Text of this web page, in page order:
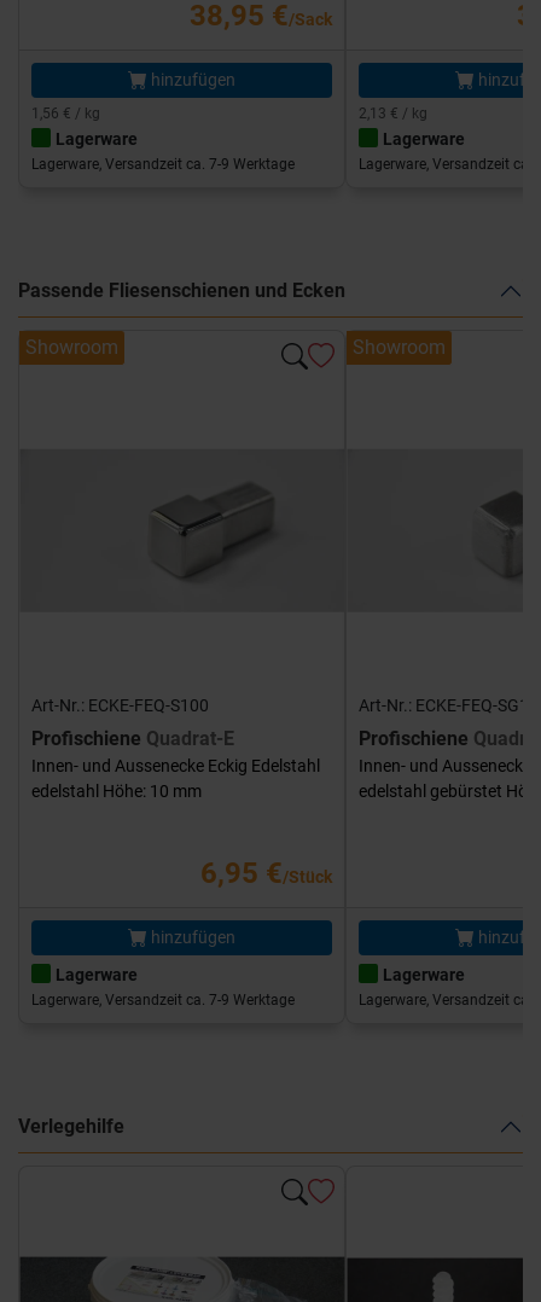
38,95 €/Sack
hinzufügen
1,56 € / kg
Lagerware
Lagerware, Versandzeit ca. 7-9 Werktage
2,13 € / kg
Lagerware
Lagerware, Versandzeit ca.
Passende Fliesenschienen und Ecken
Showroom
Art-Nr.: ECKE-FEQ-S100
Profischiene Quadrat-E
Innen- und Aussenecke Eckig Edelstahl
edelstahl Höhe: 10 mm
6,95 €/Stück
hinzufügen
Lagerware
Lagerware, Versandzeit ca. 7-9 Werktage
Showroom
Art-Nr.: ECKE-FEQ-
Profischiene
Innen- und Aussenecke
edelstahl gebürstet
Lagerware
Lagerware, Versandzeit ca.
Verlegehilfe